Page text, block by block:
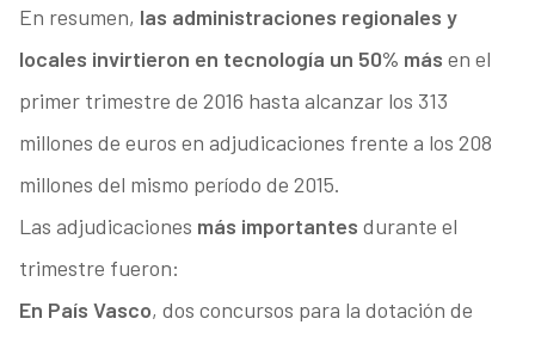
En resumen, las administraciones regionales y
locales invirtieron en tecnología un 50% más en el
primer trimestre de 2016 hasta alcanzar los 313
millones de euros en adjudicaciones frente a los 208
millones del mismo período de 2015.
Las adjudicaciones más importantes durante el
trimestre fueron:
En País Vasco, dos concursos para la dotación de